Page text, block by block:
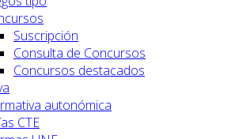
Suscripción
Consulta de Concursos
Concursos destacados
autonómica
CTE